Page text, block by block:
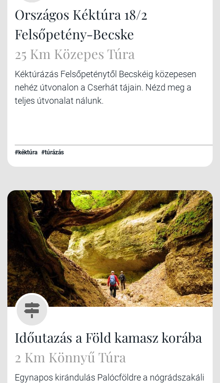
Országos Kéktúra 18/2
Felsőpetény-Becske
25 Km Közepes Túra
Kéktúrázás Felsőpeténytől Becskéig közepesen
nehéz útvonalon a Cserhát tájain. Nézd meg a
teljes útvonalat nálunk.
#kéktúra #túrázás
Időutazás a Föld kamasz korába
2 Km Könnyű Túra
Egynapos kirándulás Palócföldre a nógrádszakáli